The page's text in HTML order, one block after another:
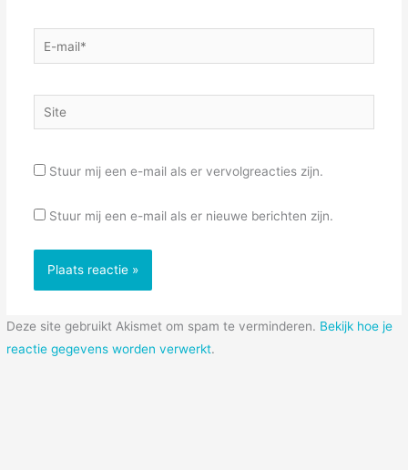
E-
mail*
Site
Stuur mij een e-mail als er vervolgreacties zijn.
Stuur mij een e-mail als er nieuwe berichten zijn.
Deze site gebruikt Akismet om spam te verminderen. Bekijk hoe je
reactie gegevens worden verwerkt.